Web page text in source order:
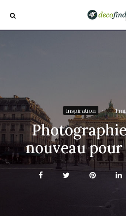
Inspiration · · 1
nouveau pour